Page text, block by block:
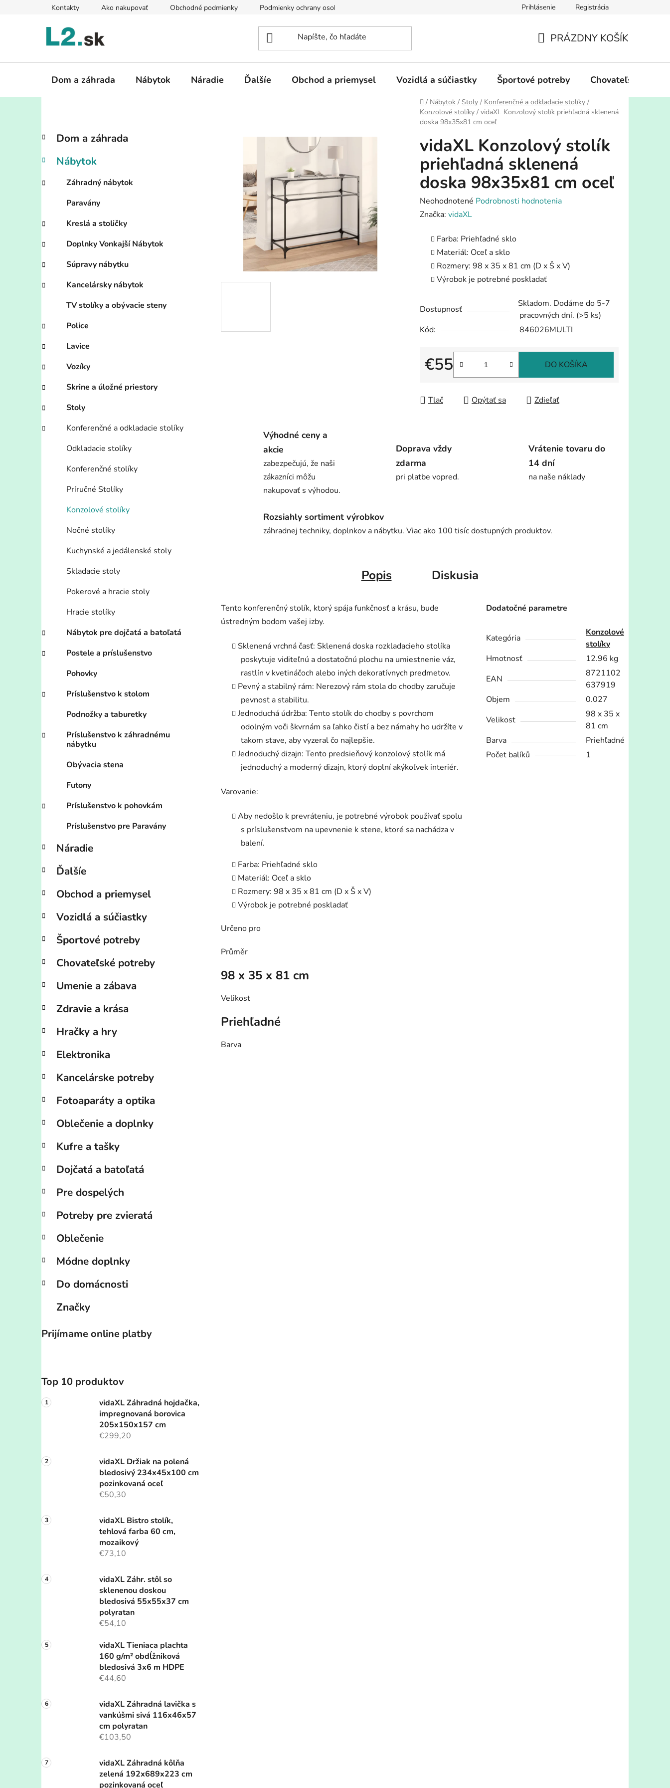
Kontakty Ako nakupovať Obchodné podmienky Podmienky ochrany osobných údajov Prihlásenie Registrácia
KOŠÍK
PRÁZDNY KOŠÍK
Dom a záhrada Nábytok Náradie Ďalšíe Obchod a priemysel Vozidlá a súčiastky Športové potreby Chovateľské
Domov
/ Nábytok / Stoly / Konferenčné a odkladacie stolíky /
Konzolové stolíky / vidaXL Konzolový stolík priehľadná sklenená
doska 98x35x81 cm oceľ
B
č
ý
n
l
Preskočiť
kategórie
K
a
e
ó
e
Dom a záhrada
Nábytok
Záhradný nábytok
Paravány
Kreslá a stoličky
Doplnky Vonkajší Nábytok
Súpravy nábytku
Kancelársky nábytok
TV stolíky a obývacie steny
Police
Lavice
Vozíky
Skrine a úložné priestory
Stoly
Konferenčné a odkladacie stolíky
Odkladacie stolíky
Konferenčné stolíky
Príručné Stolíky
Konzolové stolíky
Nočné stolíky
Kuchynské a jedálenské stoly
Skladacie stoly
Pokerové a hracie stoly
Hracie stolíky
Nábytok pre dojčatá a batoľatá
Postele a príslušenstvo
Pohovky
Príslušenstvo k stolom
Podnožky a taburetky
Príslušenstvo k záhradnému
nábytku
Obývacia stena
Futony
Príslušenstvo k pohovkám
Príslušenstvo pre Paravány
Náradie
Ďalšíe
Obchod a priemysel
Vozidlá a súčiastky
Športové potreby
Chovateľské potreby
Umenie a zábava
Zdravie a krása
Hračky a hry
Elektronika
Kancelárske potreby
Fotoaparáty a optika
Oblečenie a doplnky
Kufre a tašky
Dojčatá a batoľatá
Pre dospelých
Potreby pre zvieratá
Oblečenie
Módne doplnky
Do domácnosti
Značky
Prijímame online platby
Top 10 produktov
vidaXL Záhradná hojdačka,
impregnovaná borovica
205x150x157 cm
€299,20
vidaXL Držiak na polená
bledosivý 234x45x100 cm
pozinkovaná oceľ
€50,30
vidaXL Bistro stolík,
tehlová farba 60 cm,
mozaikový
€73,10
vidaXL Záhr. stôl so
sklenenou doskou
bledosivá 55x55x37 cm
polyratan
€54,10
vidaXL Tieniaca plachta
160 g/m² obdĺžniková
bledosivá 3x6 m HDPE
€44,60
vidaXL Záhradná lavička s
vankúšmi sivá 116x46x57
cm polyratan
€103,50
vidaXL Záhradná kôlňa
zelená 192x689x223 cm
pozinkovaná oceľ
vidaXL Konzolový stolík
priehľadná sklenená
doska 98x35x81 cm oceľ
Priemerné
hodnotenie
Neohodnotené Podrobnosti hodnotenia
Značka: vidaXL
Farba: Priehľadné sklo
Materiál: Oceľ a sklo
Rozmery: 98 x 35 x 81 cm (D x Š x V)
Výrobok je potrebné poskladať
Dostupnosť
Skladom. Dodáme do 5-7
pracovných dní. (>5 ks)
Kód:
846026MULTI
€55
Jednotková cena:
DO KOŠÍKA
Tlač Opýtať sa Zdieľať
Výhodné ceny a
akcie
zabezpečujú, že naši
zákazníci môžu
nakupovať s výhodou.
Doprava vždy
zdarma
pri platbe vopred.
Vrátenie tovaru do
14 dní
na naše náklady
Rozsiahly sortiment výrobkov
záhradnej techniky, doplnkov a nábytku. Viac ako 100 tisíc dostupných produktov.
Popis Diskusia
Tento konferenčný stolík, ktorý spája funkčnosť a krásu, bude
ústredným bodom vašej izby.
Sklenená vrchná časť: Sklenená doska rozkladacieho stolíka
poskytuje viditeľnú a dostatočnú plochu na umiestnenie váz,
rastlín v kvetináčoch alebo iných dekoratívnych predmetov.
Pevný a stabilný rám: Nerezový rám stola do chodby zaručuje
pevnosť a stabilitu.
Jednoduchá údržba: Tento stolík do chodby s povrchom
odolným voči škvrnám sa ľahko čistí a bez námahy ho udržíte v
takom stave, aby vyzeral čo najlepšie.
Jednoduchý dizajn: Tento predsieňový konzolový stolík má
jednoduchý a moderný dizajn, ktorý doplní akýkoľvek interiér.
Varovanie:
Aby nedošlo k prevráteniu, je potrebné výrobok používať spolu
s príslušenstvom na upevnenie k stene, ktoré sa nachádza v
balení.
Farba: Priehľadné sklo
Materiál: Oceľ a sklo
Rozmery: 98 x 35 x 81 cm (D x Š x V)
Výrobok je potrebné poskladať
Určeno pro
Průměr
98 x 35 x 81 cm
Velikost
Priehľadné
Barva
Dodatočné parametre
Kategória
Konzolové
stolíky
Hmotnosť
12.96 kg
EAN
8721102
637919
Objem
0.027
Velikost
98 x 35 x
81 cm
Barva
Priehľadné
Počet balíků
1